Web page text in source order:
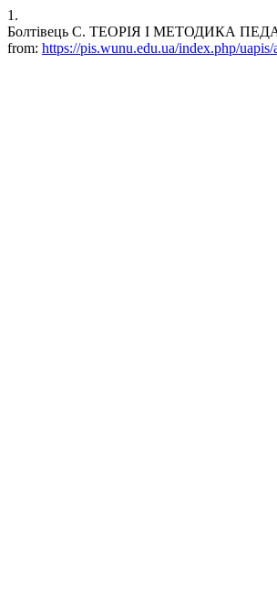
1.
Болтівець С. ТЕОРІЯ І МЕТОДИКА
from: https://pis.wunu.edu.ua/index.php/